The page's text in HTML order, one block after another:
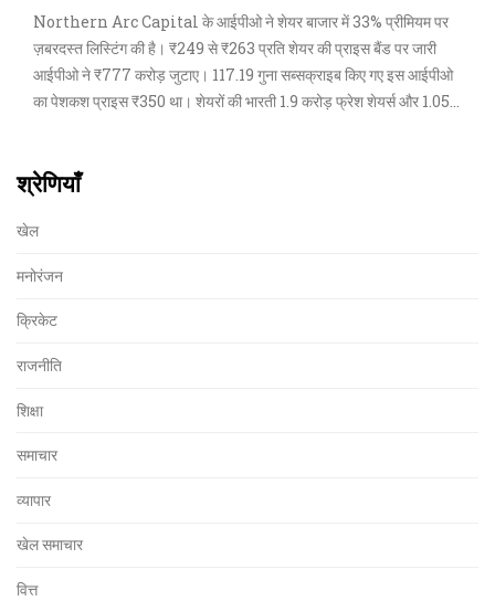
Northern Arc Capital के आईपीओ ने शेयर बाजार में 33% प्रीमियम पर
ज़बरदस्त लिस्टिंग की है। ₹249 से ₹263 प्रति शेयर की प्राइस बैंड पर जारी
आईपीओ ने ₹777 करोड़ जुटाए। 117.19 गुना सब्सक्राइब किए गए इस आईपीओ
का पेशकश प्राइस ₹350 था। शेयरों की भारती 1.9 करोड़ फ्रेश शेयर्स और 1.05
श्रेणियाँ
खेल
मनोरंजन
क्रिकेट
राजनीति
शिक्षा
समाचार
व्यापार
खेल समाचार
वित्त